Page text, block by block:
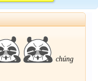
chúng